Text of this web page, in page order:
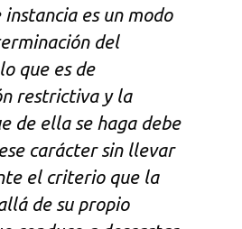
instancia es un modo
del
que es de
restrictiva y la
de ella se haga debe
carácter sin llevar
el criterio que la
de su propio